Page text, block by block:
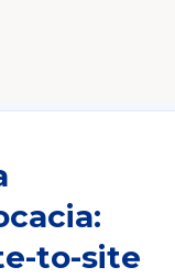
to-site